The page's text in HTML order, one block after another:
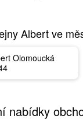
Albert ve
Olomoucká
nabídky